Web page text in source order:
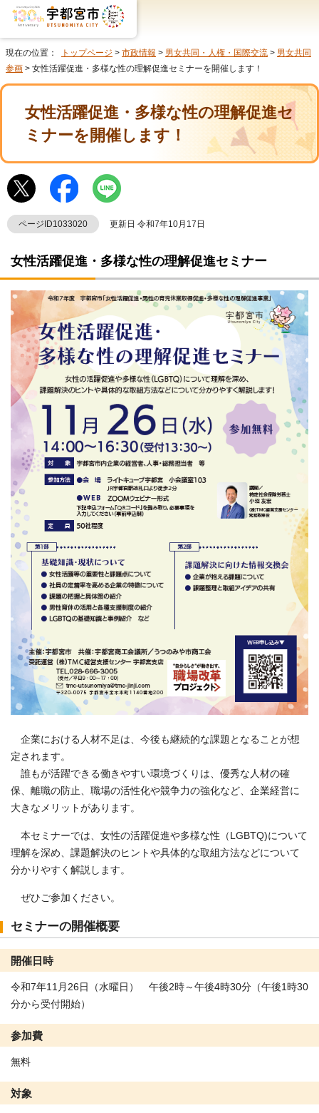
現在の位置： トップページ > 市政情報 > 男女共同・人権・国際交流 > 男女共同
参画 > 女性活躍促進・多様な性の理解促進セミナーを開催します！
女性活躍促進・多様な性の理解促進セ
ミナーを開催します！
ページID1033020 更新日 令和7年10月17日
女性活躍促進・多様な性の理解促進セミナー
企業における人材不足は、今後も継続的な課題となることが想
定されます。
誰もが活躍できる働きやすい環境づくりは、優秀な人材の確
保、離職の防止、職場の活性化や競争力の強化など、企業経営に
大きなメリットがあります。
本セミナーでは、女性の活躍促進や多様な性（LGBTQ)について
理解を深め、課題解決のヒントや具体的な取組方法などについて
分かりやすく解説します。
ぜひご参加ください。
セミナーの開催概要
開催日時
令和7年11月26日（水曜日） 午後2時～午後4時30分（午後1時30
分から受付開始）
参加費
無料
対象